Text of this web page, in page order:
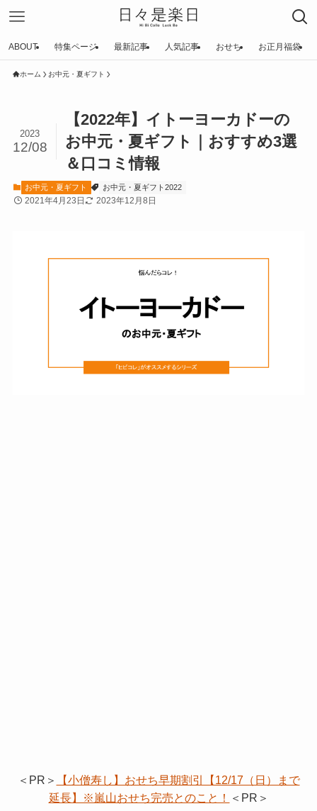
ABOUT 特集ページ 最新記事 人気記事 おせち お正月福袋
ホーム お中元・夏ギフト
【2022年】イトーヨーカドーの
お中元・夏ギフト｜おすすめ3選
＆口コミ情報
2023
12/08
お中元・夏ギフト お中元・夏ギフト2022
2021年4月23日 2023年12月8日
＜PR＞
【小僧寿し】おせち早期割引【12/17（日）まで
延長】※嵐山おせち完売とのこと！
＜PR＞